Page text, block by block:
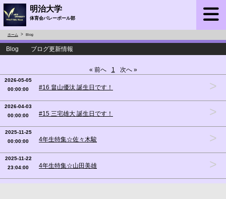
明治大学
体育会バレーボール部
ホーム Blog
Blog ブログ更新情報
« 前へ 1 次へ »
2026-05-05
00:00:00
#16 畠山優汰 誕生日です！ >
2026-04-03
00:00:00
#15 三宅雄大 誕生日です！ >
2025-11-25
00:00:00
4年生特集☆佐々木駿 >
2025-11-22
23:04:00
4年生特集☆山田美雄 >